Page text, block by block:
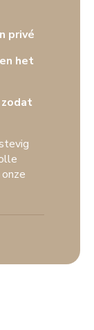
privé
het